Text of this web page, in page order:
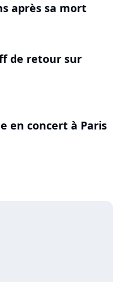
après sa mort
de retour sur
en concert à Paris